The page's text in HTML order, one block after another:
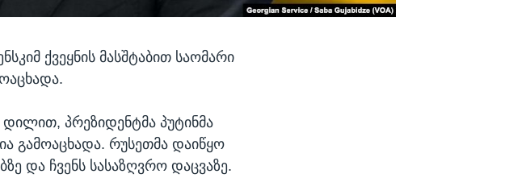
ქვეყნის მასშტაბით საომარი
პრეზიდენტმა პუტინმა
გამოაცხადა. რუსეთმა დაიწყო
და ჩვენს სასაზღვრო დაცვაზე.